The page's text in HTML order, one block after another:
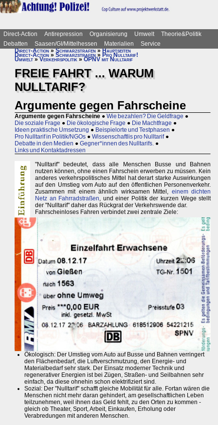
Direct-Action Antirepression Organisierung Umwelt
Theorie&Politik
Debatten
Saasen/GI/Mittelhessen Materialien
Service
Direct-Action»Schwarzstrafen»Hauptseiten
Direct-Action » Schwarzstrafen » Pro Nulltarif!
Umwelt » Verkehrspolitik » ÖPNV mit Nulltarif
FREIE FAHRT ... WARUM
NULLTARIF?
Argumente gegen Fahrscheine
Argumente gegen Fahrscheine ● Wie bezahlen? Die Geldfrage ●
Die soziale Frage ● Die ökologische Frage ● Die Machtfrage ●
Ideen praktische Umsetzung ● Beispielorte und Testphasen ●
Pro Nulltarif in Politik/NGOs ● Wissenschaftlis pro Nulltarif ●
Debatte in den Medien ● Gegner*innen des Nulltarifs. ●
Links und Kontaktadressen
"Nulltarif" bedeutet, dass alle Menschen Busse und Bahnen
nutzen können, ohne einen Fahrschein erwerben zu müssen. Kein
anderes verkehrspolitisches Mittel hat derart starke Auswirkungen
auf den Umstieg vom Auto auf den öffentlichen Personenverkehr.
Zusammen mit einem ähnlich wirksamen Mittel, einem dichten
Netz an Fahrradstraßen, und einer Politik der kurzen Wege stellt
der "Nulltarif" daher das Rückgrat der Verkehrswende dar.
Fahrscheinloses Fahren verbindet zwei zentrale Ziele:
Ökologisch: Der Umstieg vom Auto auf Busse und Bahnen verringert
den Flächenbedarf, die Luftverschmutzung, den Energie- und
Materialbedarf sehr stark. Der Einsatz moderner Technik und
regenerativer Energien ist bei Zügen, Straßen- und Seilbahnen sehr
einfach, da diese ohnehin schon elektrifiziert sind.
Sozial: Der "Nulltarif" schafft gleiche Mobilität für alle. Fortan wären die
Menschen nicht mehr daran gehindert, am gesellschaftlichen Leben
teilzunehmen, weil ihnen das Geld fehlt, zu den Orten zu kommen -
gleich ob Theater, Sport, Arbeit, Einkaufen, Erholung oder
Verabredungen mit anderen Menschen.